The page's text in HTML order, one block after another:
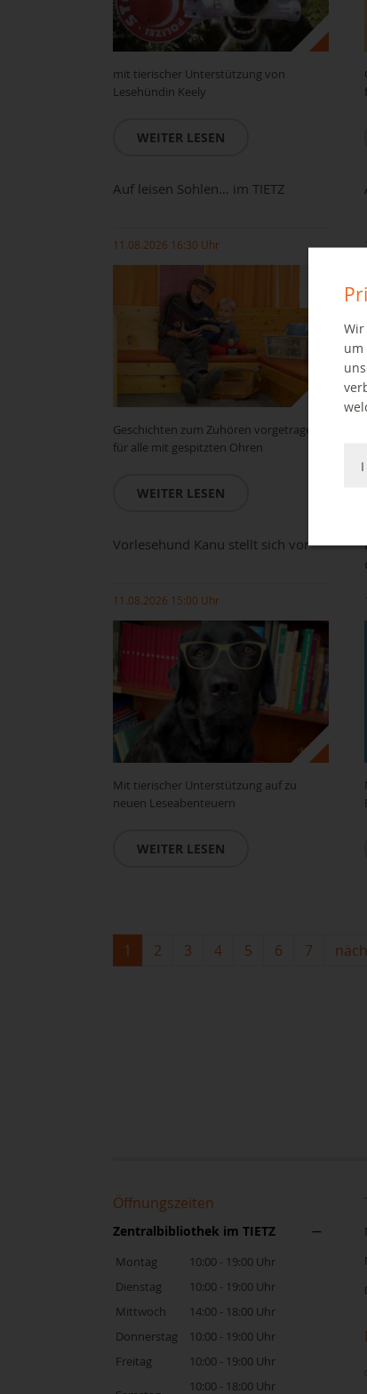
mit tierischer Unterstützung von
Lesehündin Keely
WEITER LESEN
Auf leisen Sohlen… im TIETZ
11.08.2026 16:30 Uhr
Geschichten zum Zuhören vorgetragen
für alle mit gespitzten Ohren
WEITER LESEN
Vorlesehund Kanu stellt sich vor
11.08.2026 15:00 Uhr
Mit tierischer Unterstützung auf zu
neuen Leseabenteuern
WEITER LESEN
1 2 3 4 5 6 7
Öffnungszeiten
Zentralbibliothek im TIETZ
Montag
10:00 - 19:00 Uhr
Dienstag
10:00 - 19:00 Uhr
Mittwoch
14:00 - 18:00 Uhr
Donnerstag
10:00 - 19:00 Uhr
Freitag
10:00 - 19:00 Uhr
10:00 - 18:00 Uhr
um